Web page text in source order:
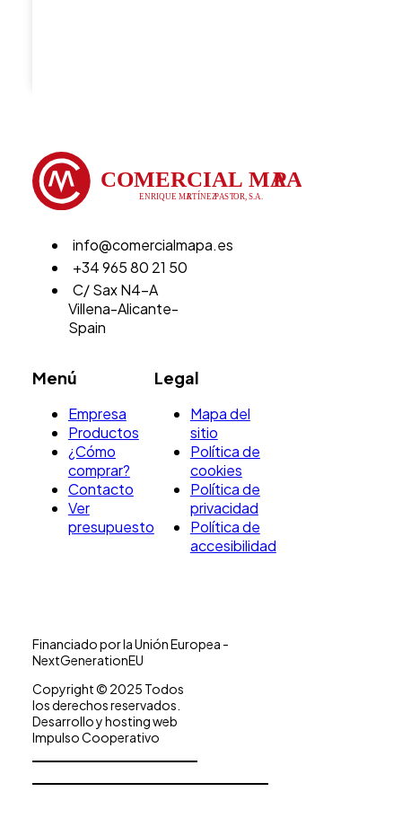
info@comercialmapa.es
+34 965 80 21 50
C/ Sax N4-A
Villena-Alicante-
Spain
Menú
Empresa
Productos
¿Cómo
comprar?
Contacto
Ver
presupuesto
Legal
Mapa del
sitio
Política de
cookies
Política de
privacidad
Política de
accesibilidad
Financiado por la Unión Europea -
NextGenerationEU
Copyright © 2025 Todos
los derechos reservados.
Desarrollo y hosting web
Impulso Cooperativo